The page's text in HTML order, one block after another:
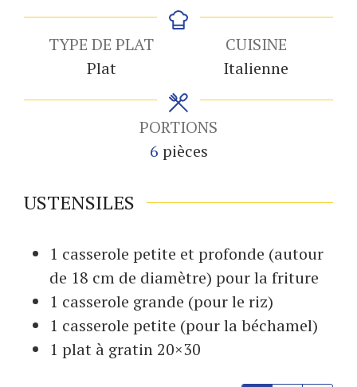
TYPE DE PLAT
Plat
CUISINE
Italienne
PORTIONS
6 pièces
USTENSILES
1 casserole petite et profonde (autour
de 18 cm de diamètre) pour la friture
1 casserole grande (pour le riz)
1 casserole petite (pour la béchamel)
1 plat à gratin 20×30